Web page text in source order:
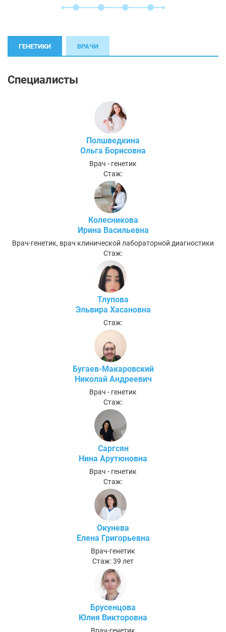
ГЕНЕТИКИ ВРАЧИ
Специалисты
Полшведкина
Ольга Борисовна
Врач - генетик
Стаж:
Колесникова
Ирина Васильевна
Врач-генетик, врач клинической лабораторной диагностики
Стаж:
Тлупова
Эльвира Хасановна
Стаж:
Бугаев-Макаровский
Николай Андреевич
Врач - генетик
Стаж:
Саргсян
Нина Арутюновна
Врач - генетик
Стаж:
Окунева
Елена Григорьевна
Врач-генетик
Стаж: 39 лет
Брусенцова
Юлия Викторовна